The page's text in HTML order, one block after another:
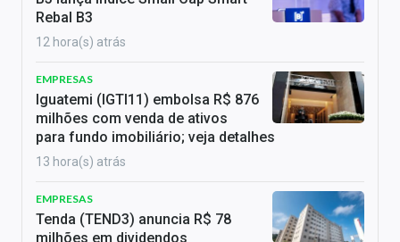
Rebal B3
12 hora(s) atrás
EMPRESAS
Iguatemi (IGTI11) embolsa R$ 876
milhões com venda de ativos
para fundo imobiliário; veja detalhes
13 hora(s) atrás
EMPRESAS
Tenda (TEND3) anuncia R$ 78
milhões em dividendos